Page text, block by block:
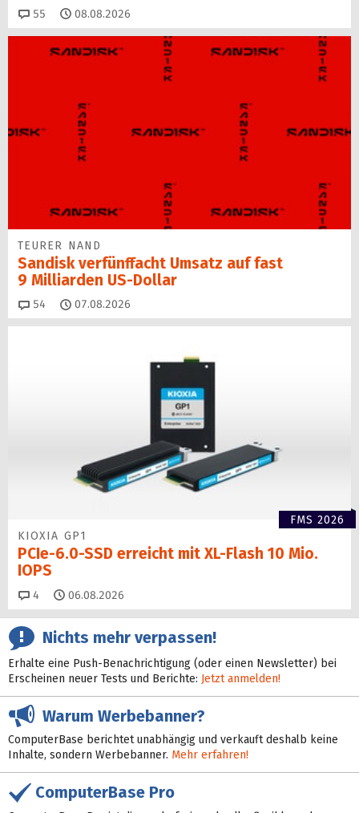
55 Kommentare
08.08.2026
TEURER NAND
Sandisk verfünffacht Umsatz auf fast
9 Milliarden US-Dollar
54 Kommentare
07.08.2026
FMS 2026
KIOXIA GP1
PCIe-6.0-SSD erreicht mit XL-Flash 10 Mio.
IOPS
4 Kommentare
06.08.2026
Nichts mehr verpassen!
Erhalte eine Push-Benachrichtigung (oder einen Newsletter) bei
Erscheinen neuer Tests und Berichte: Jetzt anmelden!
Warum Werbebanner?
ComputerBase berichtet unabhängig und verkauft deshalb keine
Inhalte, sondern Werbebanner. Mehr erfahren!
ComputerBase Pro